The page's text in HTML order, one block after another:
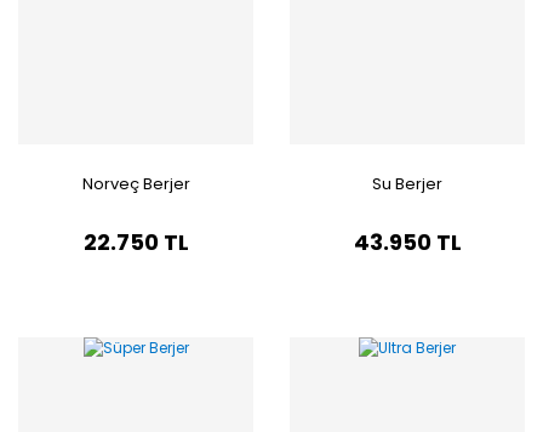
Norveç Berjer
22.750 TL
Su Berjer
43.950 TL